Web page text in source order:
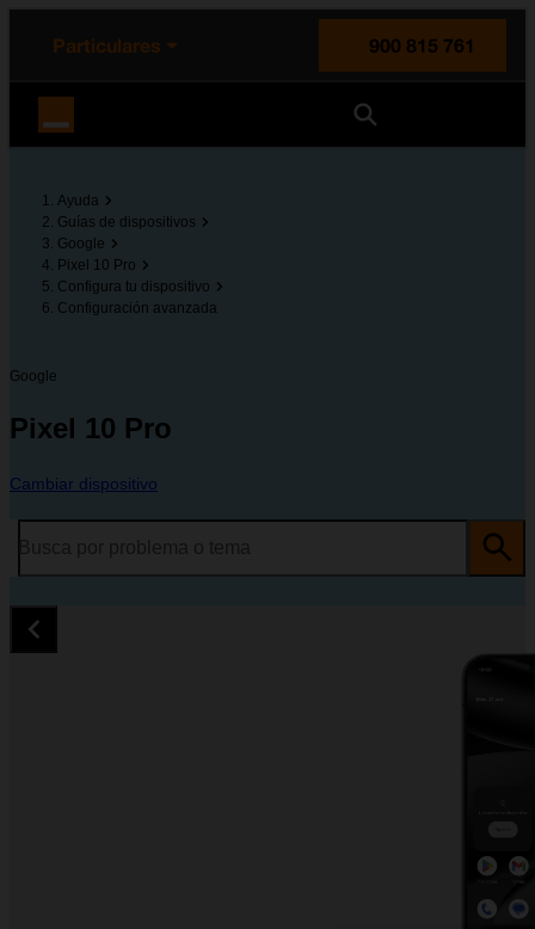
principal
la página
Particulares
900 815 761
Ayuda
Guías de dispositivos
Google
Pixel 10 Pro
Configura tu dispositivo
Configuración avanzada
Google
Pixel 10 Pro
Cambiar dispositivo